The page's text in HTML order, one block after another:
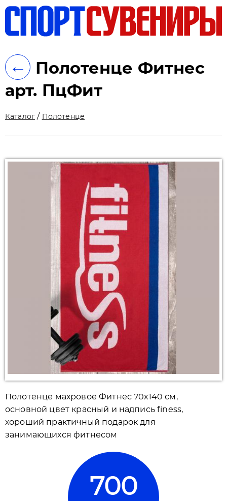
←
Полотенце Фитнес
арт. ПцФит
Каталог / Полотенце
Полотенце махровое Фитнес 70х140 см,
основной цвет красный и надпись finess,
хороший практичный подарок для
занимающихся фитнесом
700